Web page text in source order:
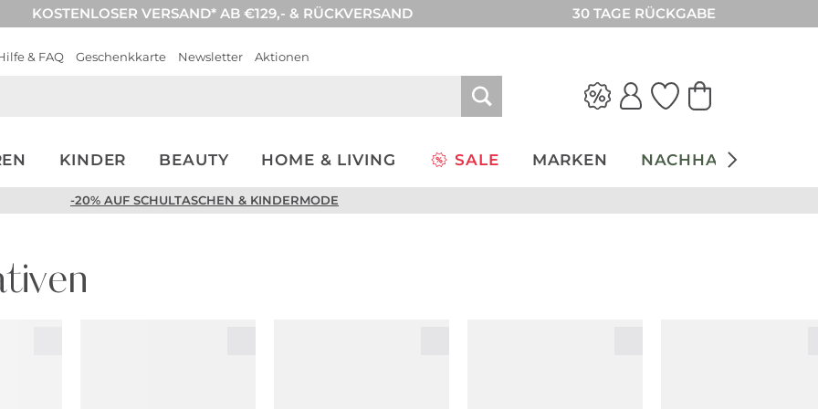
KOSTENLOSER VERSAND* AB €129,- & RÜCKVERSAND 30 TAGE RÜCKGABE
& FAQ Geschenkkarte Newsletter Aktionen
KINDER BEAUTY HOME & LIVING SALE MARKEN NACHHALTIGKEIT
-20% AUF SCHULTASCHEN & KINDERMODE